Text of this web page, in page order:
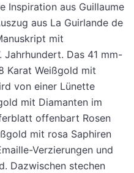
Inspiration aus Guillaume
aus La Guirlande de
mit
Jahrhundert. Das 41 mm-
Karat Weißgold mit
von einer Lünette
mit Diamanten im
offenbart Rosen
mit rosa Saphiren
Verzierungen und
Dazwischen stechen